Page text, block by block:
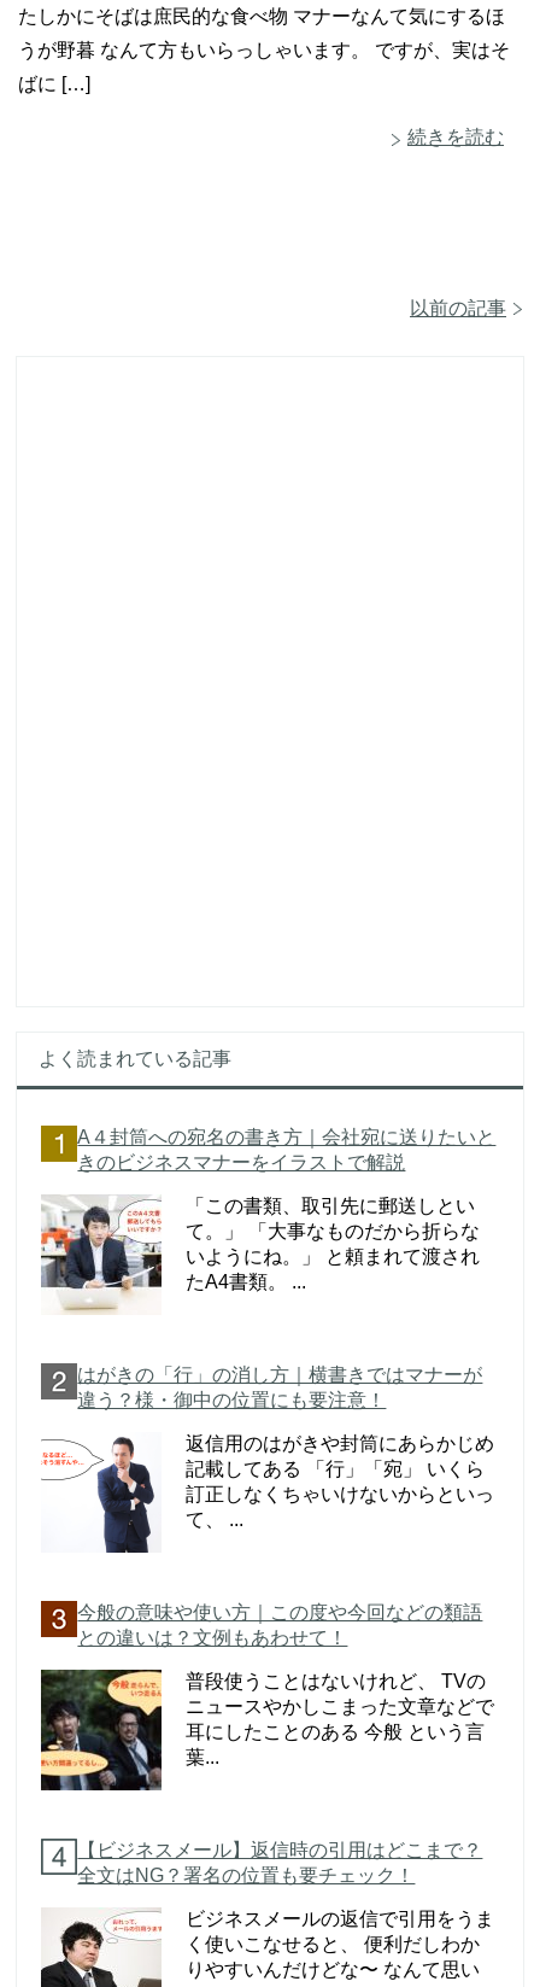
たしかにそばは庶民的な食べ物 マナーなんて気にするほ
うが野暮 なんて方もいらっしゃいます。 ですが、実はそ
ばに […]
続きを読む
以前の記事
よく読まれている記事
A４封筒への宛名の書き方｜会社宛に送りたいと
きのビジネスマナーをイラストで解説
「この書類、取引先に郵送しとい
て。」 「大事なものだから折らな
いようにね。」 と頼まれて渡され
たA4書類。 ...
はがきの「行」の消し方｜横書きではマナーが
違う？様・御中の位置にも要注意！
返信用のはがきや封筒にあらかじめ
記載してある 「行」「宛」 いくら
訂正しなくちゃいけないからといっ
て、 ...
今般の意味や使い方｜この度や今回などの類語
との違いは？文例もあわせて！
普段使うことはないけれど、 TVの
ニュースやかしこまった文章などで
耳にしたことのある 今般 という言
葉...
【ビジネスメール】返信時の引用はどこまで？
全文はNG？署名の位置も要チェック！
ビジネスメールの返信で引用をうま
く使いこなせると、 便利だしわか
りやすいんだけどな〜 なんて思い